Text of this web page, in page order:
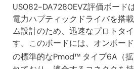
US082-DA7280EVZ評価ボード
電力ハプティックドライバを搭
ム設計のため、迅速なプロトタ
す。このボードには、オンボー
の標準的なPmod™ タイプ6A（